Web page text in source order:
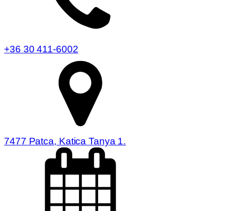
+36 30 411-6002
7477 Patca, Katica Tanya 1.